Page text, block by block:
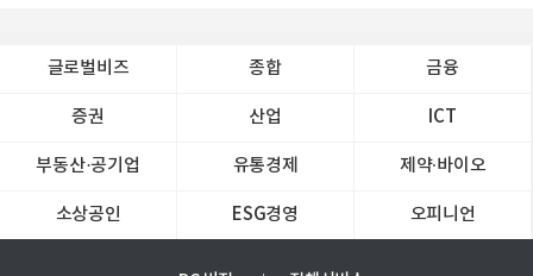
글로벌비즈 종합 금융
증권 산업 ICT
부동산·공기업 유통경제 제약∙바이오
소상공인 ESG경영 오피니언